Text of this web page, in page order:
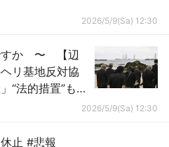
2026/5/9(Sa) 12:30
すか 〜 【辺
リ基地反対協
“法的措置”も示
2026/5/9(Sa) 12:30
小泉今日子さん、年内活動休止 #悲報